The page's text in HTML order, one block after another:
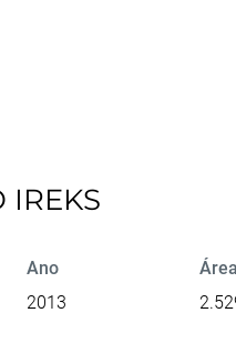
IREKS
Ano
2013